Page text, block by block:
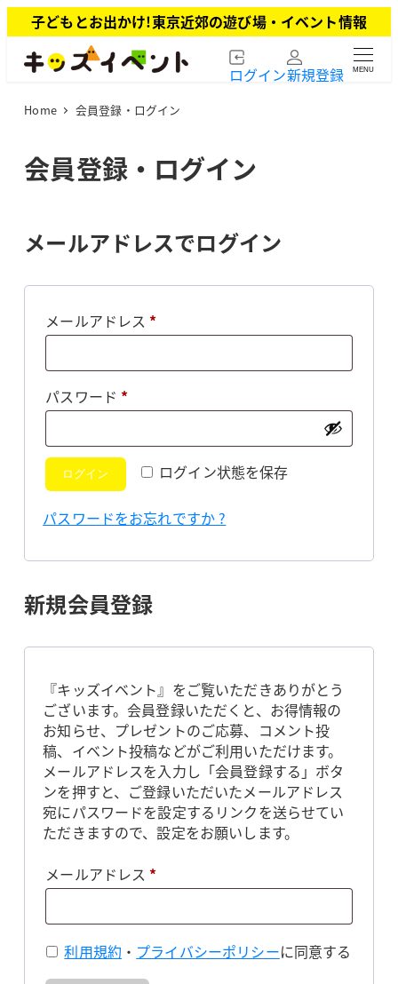
イ
子どもとお出かけ!東京近郊の遊び場・イベント情報
ログイン新規登録 MENU
Home 会員登録・ログイン
会員登録・ログイン
メールアドレスでログイン
メールアドレス *必
パスワード *必
ログイン状態を保存
ログイン
パスワードをお忘れですか ?
新規会員登録
『キッズイベント』をご覧いただきありがとう
ございます。会員登録いただくと、お得情報の
お知らせ、プレゼントのご応募、コメント投
稿、イベント投稿などがご利用いただけます。
メールアドレスを入力し「会員登録する」ボタ
ンを押すと、ご登録いただいたメールアドレス
宛にパスワードを設定するリンクを送らせてい
ただきますので、設定をお願いします。
メールアドレス *必
利用規約 ・ プライバシーポリシーに同意する